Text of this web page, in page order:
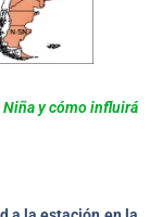
Niña y cómo influirá